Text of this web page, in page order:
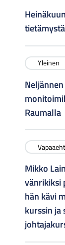
Yleinen
Raumalla
Mikko
vänrikiksi
hän kävi
kurssin ja